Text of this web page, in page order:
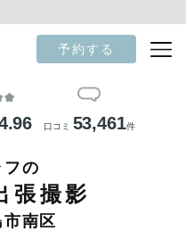
予約する
口コミ 53,461件
フの
張撮影
南区